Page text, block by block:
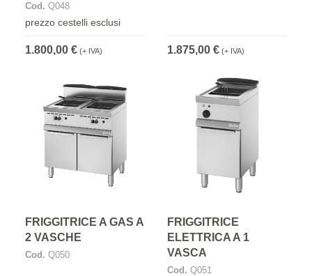
Cod. Q048
prezzo cestelli esclusi
1.800,00 € (+ IVA) 1.875,00 € (+ IVA)
FRIGGITRICE A GAS A
2 VASCHE
Cod. Q050
FRIGGITRICE
ELETTRICA A 1
VASCA
Cod. Q051